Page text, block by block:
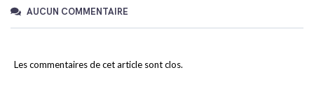
AUCUN COMMENTAIRE
Les commentaires de cet article sont clos.